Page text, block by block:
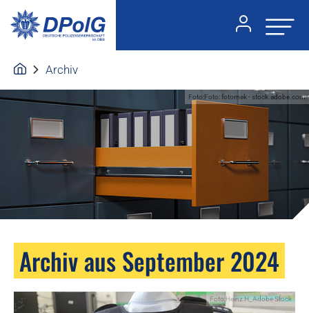
Archiv
Foto:Foto: fotomek - stock.adobe.com
Archiv aus September 2024
Foto:Heinz H_Adobe Stock